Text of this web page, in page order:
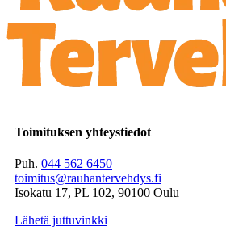
Toimituksen yhteystiedot
Puh. 044 562 6450
toimitus@rauhantervehdys.fi
Isokatu 17, PL 102, 90100 Oulu
Lähetä juttuvinkki